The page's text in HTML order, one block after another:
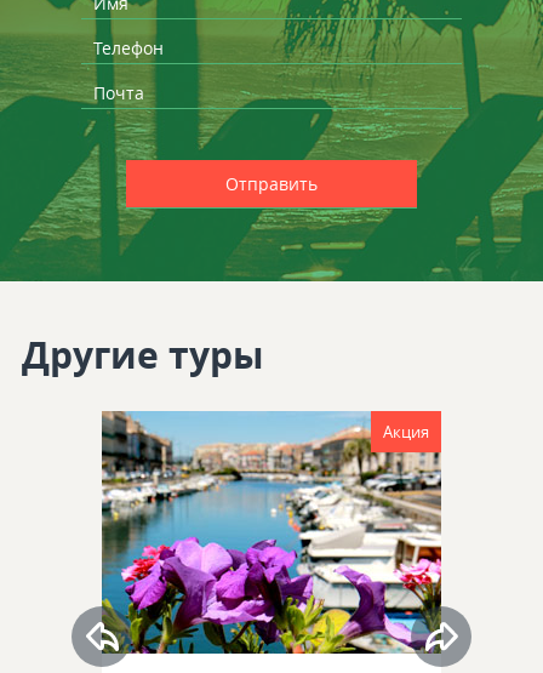
Другие туры
Акция